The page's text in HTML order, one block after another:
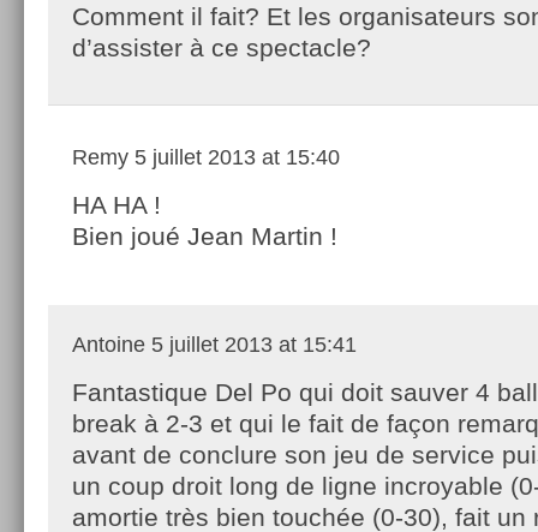
Comment il fait? Et les organisateurs
d’assister à ce spectacle?
Remy 5 juillet 2013 at 15:40
HA HA !
Bien joué Jean Martin !
Antoine 5 juillet 2013 at 15:41
Fantastique Del Po qui doit sauver 4
break à 2-3 et qui le fait de façon
avant de conclure son jeu de service
un coup droit long de ligne incroyable
amortie très bien touchée (0-30), fait un